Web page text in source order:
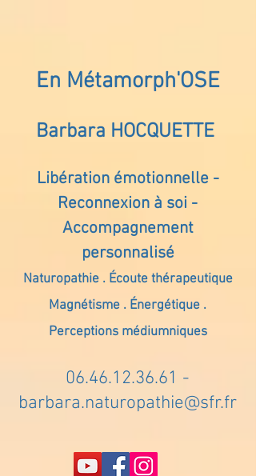
En Métamorph'OSE
Barbara HOCQUETTE
Libération émotionnelle -
Reconnexion à soi -
Accompagnement
personnalisé
Naturopathie . Écoute thérapeutique
Magnétisme . Énergétique .
Perceptions médiumniques
06.46.12.36.61 -
barbara.naturopathie@sfr.fr